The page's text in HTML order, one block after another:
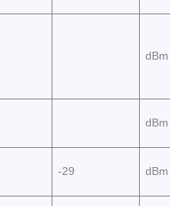
dBm
dBm
-29 dBm